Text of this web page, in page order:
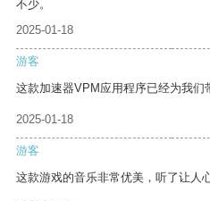
不少。
2025-01-18
游客
这款加速器VPM应用程序已经为我们
2025-01-18
游客
这款游戏的音乐非常优美，听了让人